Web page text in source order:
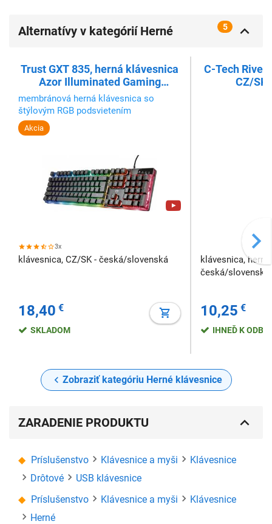
Alternatívy v kategórií Herné
5
Trust GXT 835, herná klávesnica
Azor Illuminated Gaming
Keyboard CZ/SK
membránová herná klávesnica so
štýlovým RGB podsvietením
Akcia
3x
klávesnica, CZ/SK - česká/slovenská
18,40 €
SKLADOM
C-Tech
CZ/
klávesnica,
česká/
10,25 €
IHNEĎ K
Zobraziť kategóriu Herné klávesnice
ZARADENIE PRODUKTU
Príslušenstvo Klávesnice a myši
Klávesnice
Drôtové
USB klávesnice
Príslušenstvo
Klávesnice a myši
Klávesnice
Herné